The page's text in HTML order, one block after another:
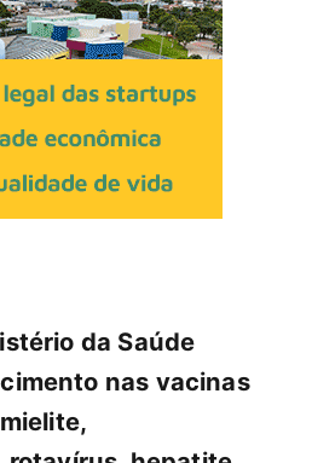
da Saúde
nas vacinas